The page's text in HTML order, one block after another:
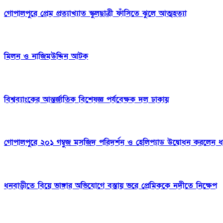
গোপালপুরে প্রেম প্রত্যাখ্যাত স্কুলছাত্রী ফাঁসিতে ঝুলে আত্মহত্যা
মিলন ও নাজিমউদ্দিন আটক
বিশ্বব্যাংকের আন্তর্জাতিক বিশেষজ্ঞ পর্যবেক্ষক দল ঢাকায়
গোপালপুরে ২০১ গম্বুজ মসজিদ পরিদর্শন ও হেলিপ্যাড উদ্বোধন করলেন
ধনবাড়ীতে বিয়ে ভাঙ্গার অভিযোগে বস্তায় ভরে প্রেমিককে নদীতে নিক্ষেপ